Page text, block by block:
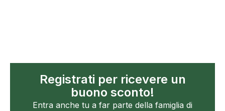
Registrati per ricevere un
buono sconto!
Entra anche tu a far parte della famiglia di